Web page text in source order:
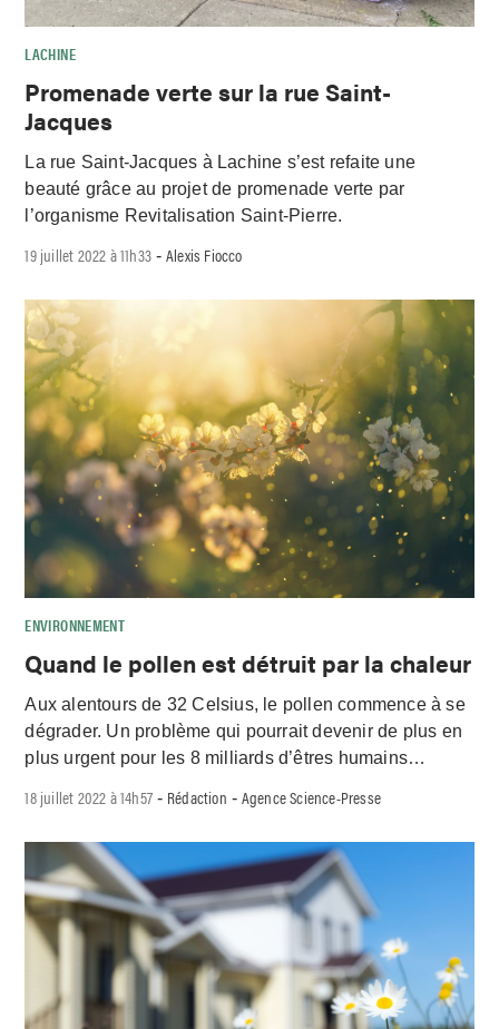
LACHINE
Promenade verte sur la rue Saint-
Jacques
La rue Saint-Jacques à Lachine s’est refaite une
beauté grâce au projet de promenade verte par
l’organisme Revitalisation Saint-Pierre.
19 juillet 2022 à 11h33 -Alexis Fiocco
ENVIRONNEMENT
Quand le pollen est détruit par la chaleur
Aux alentours de 32 Celsius, le pollen commence à se
dégrader. Un problème qui pourrait devenir de plus en
plus urgent pour les 8 milliards d’êtres humains…
18 juillet 2022 à 14h57 - Rédaction - Agence Science-Presse